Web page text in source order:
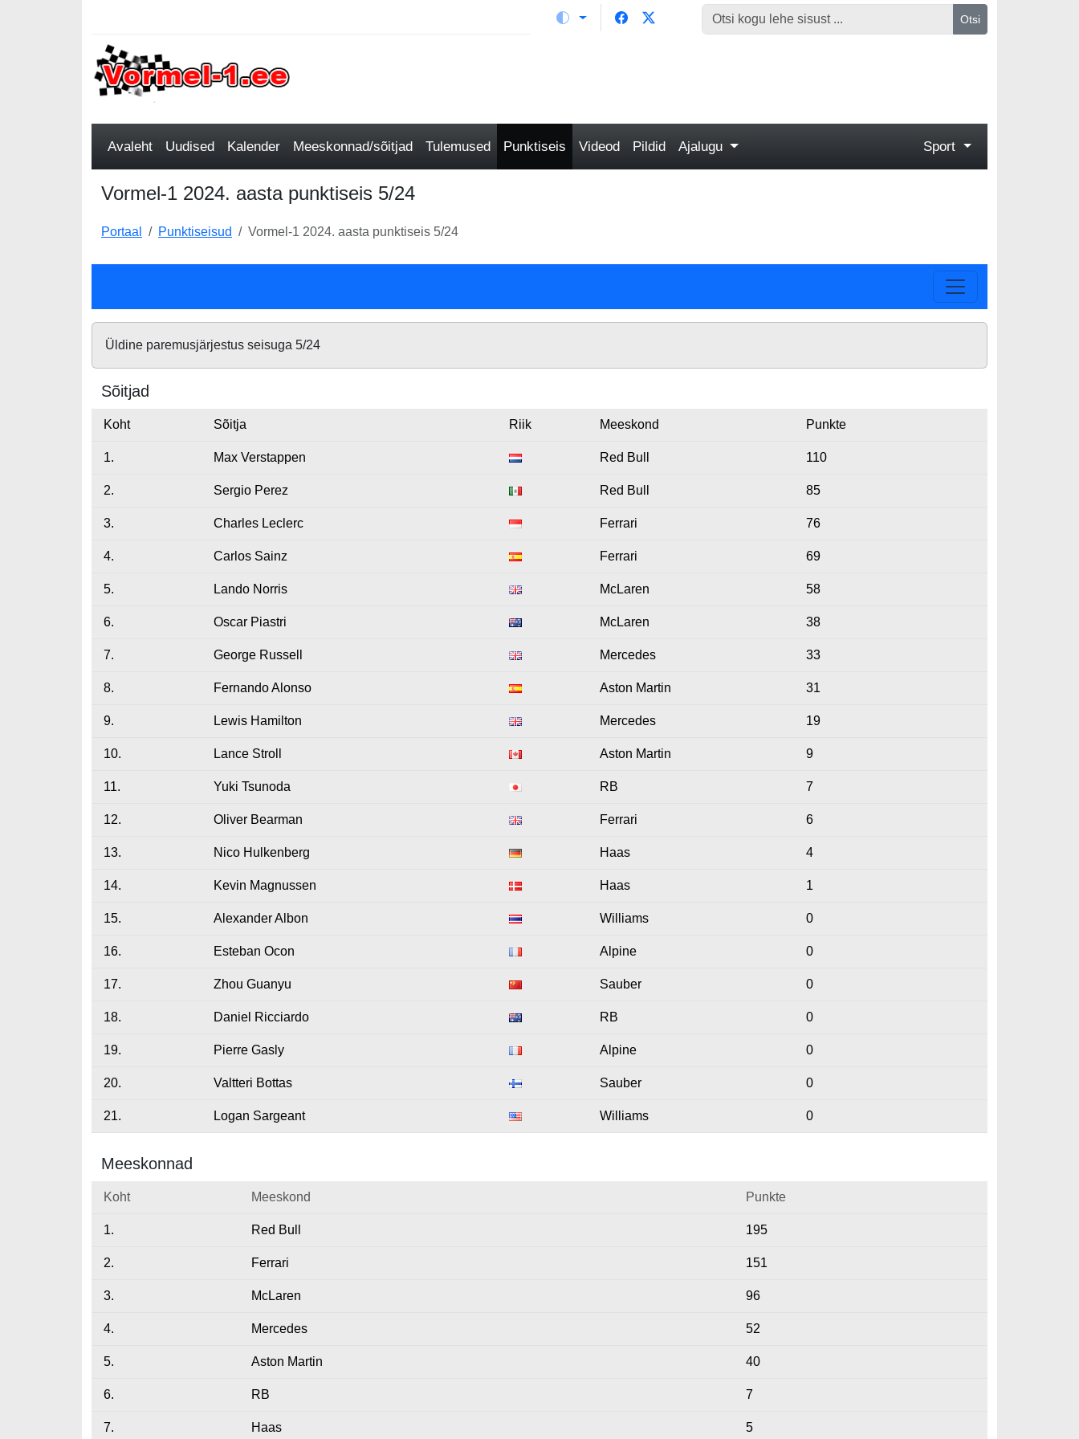
Otsi
Avaleht Uudised Kalender Meeskonnad/sõitjad Tulemused Punktiseis Videod Pildid Ajalugu Sport
Vormel-1 2024. aasta punktiseis 5/24
Portaal Punktiseisud Vormel-1 2024. aasta punktiseis 5/24
Üldine paremusjärjestus seisuga 5/24
Sõitjad
Koht Sõitja Riik Meeskond Punkte
1. Max Verstappen Red Bull 110
2. Sergio Perez Red Bull 85
3. Charles Leclerc Ferrari 76
4. Carlos Sainz Ferrari 69
5. Lando Norris McLaren 58
6. Oscar Piastri McLaren 38
7. George Russell Mercedes 33
8. Fernando Alonso Aston Martin 31
9. Lewis Hamilton Mercedes 19
10. Lance Stroll Aston Martin 9
11. Yuki Tsunoda RB 7
12. Oliver Bearman Ferrari 6
13. Nico Hulkenberg Haas 4
14. Kevin Magnussen Haas 1
15. Alexander Albon Williams 0
16. Esteban Ocon Alpine 0
17. Zhou Guanyu Sauber 0
18. Daniel Ricciardo RB 0
19. Pierre Gasly Alpine 0
20. Valtteri Bottas Sauber 0
21. Logan Sargeant Williams 0
Meeskonnad
Koht Meeskond Punkte
1. Red Bull 195
2. Ferrari 151
3. McLaren 96
4. Mercedes 52
5. Aston Martin 40
6. RB 7
7. Haas 5